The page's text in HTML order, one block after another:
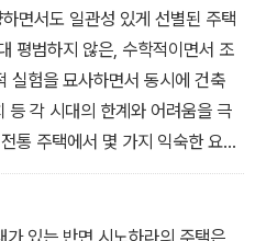
축전문지였던 잡지의 지면을 대상
구하고 한 건축가의 솔직하고 내
념이 직접적으로 대면하고 응축
. - ‘프롤로그’
하면서도 일관성 있게 선별된 주택
평범하지 않은, 수학적이면서 조
실험을 묘사하면서 동시에 건축
등 각 시대의 한계와 어려움을 극
통 주택에서 몇 가지 익숙한 요소
동시에 관습과 기대를 깨뜨린다.
에서 고민하는 것처럼 보이는
’이다. - 팔라, ‘추천의 글’